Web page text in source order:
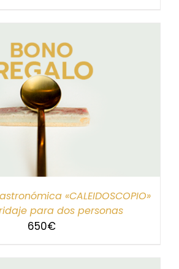
«CALEIDOSCOPIO»
para dos personas
650€